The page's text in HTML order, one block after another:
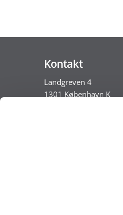
Kontakt
Landgreven 4
1301 København K